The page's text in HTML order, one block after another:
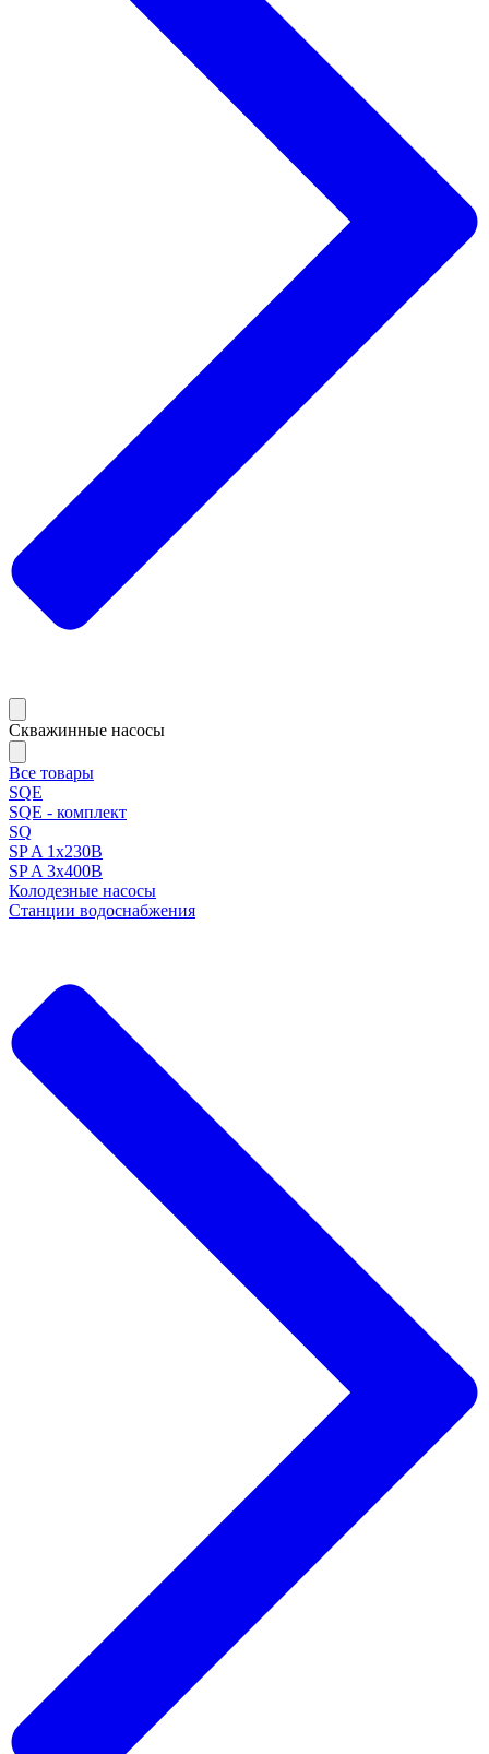
Скважинные насосы
Все товары
SQE
SQE - комплект
SQ
SP A 1x230В
SP A 3x400В
Колодезные насосы
Станции водоснабжения